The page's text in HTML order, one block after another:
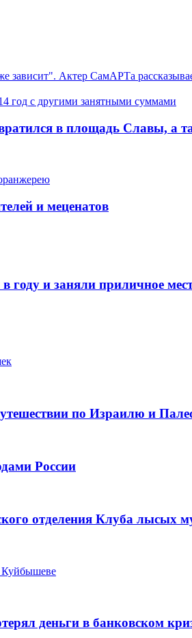
Актер СамАРТа
с другими занятными суммами
в площадь Славы, а
и меценатов
и заняли приличное
по Израилю и
России
отделения Клуба лысых
деньги в банковском